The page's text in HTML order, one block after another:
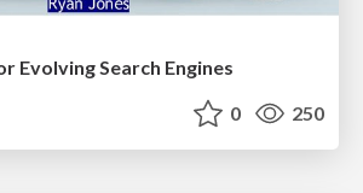
Evolving Search Engines
0 250